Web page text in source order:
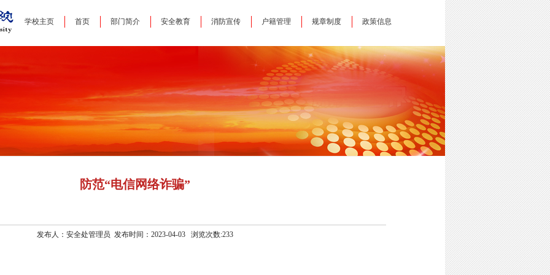
学校主页 首页 部门简介 安全教育 消防宣传 户籍管理 规章制度 政策信息
防范“电信网络诈骗”
发布人：安全处管理员 发布时间：2023-04-03 浏览次数:233